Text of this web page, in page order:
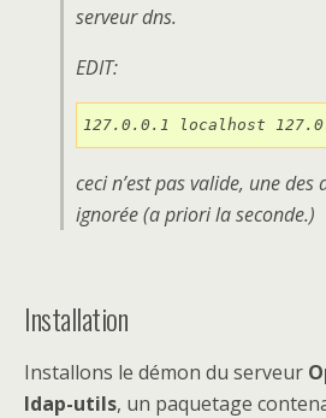
serveur dns.
EDIT:
127.0.0.1 localhost
ceci n’est pas valide, une des
ignorée (a priori la seconde.)
Installation
Installons le démon du serveur
ldap-utils, un paquetage